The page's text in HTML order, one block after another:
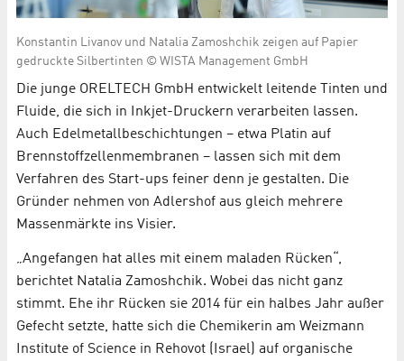
Konstantin Livanov und Natalia Zamoshchik zeigen auf Papier
gedruckte Silbertinten © WISTA Management GmbH
Die junge ORELTECH GmbH entwickelt leitende Tinten und
Fluide, die sich in Inkjet-Druckern verarbeiten lassen.
Auch Edelmetallbeschichtungen – etwa Platin auf
Brennstoffzellenmembranen – lassen sich mit dem
Verfahren des Start-ups feiner denn je gestalten. Die
Gründer nehmen von Adlershof aus gleich mehrere
Massenmärkte ins Visier.
„Angefangen hat alles mit einem maladen Rücken“,
berichtet Natalia Zamoshchik. Wobei das nicht ganz
stimmt. Ehe ihr Rücken sie 2014 für ein halbes Jahr außer
Gefecht setzte, hatte sich die Chemikerin am Weizmann
Institute of Science in Rehovot (Israel) auf organische